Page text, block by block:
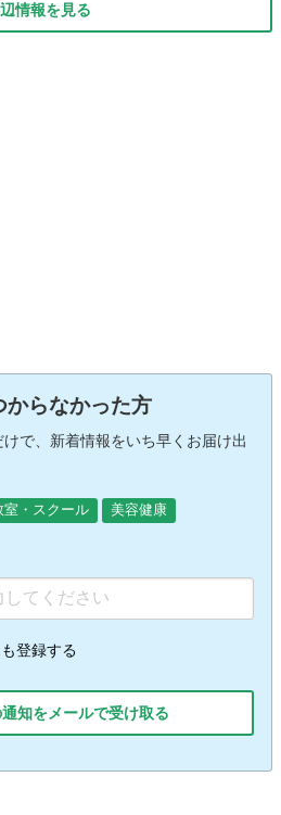
情報を見る
からなかった方
で、新着情報をいち早くお届け出
室・スクール
美容健康
登録する
知をメールで受け取る